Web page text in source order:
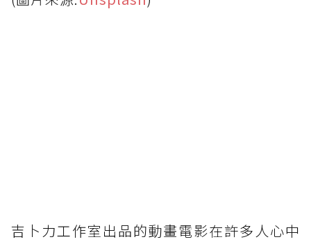
吉卜力工作室出品的動畫電影在許多人心中